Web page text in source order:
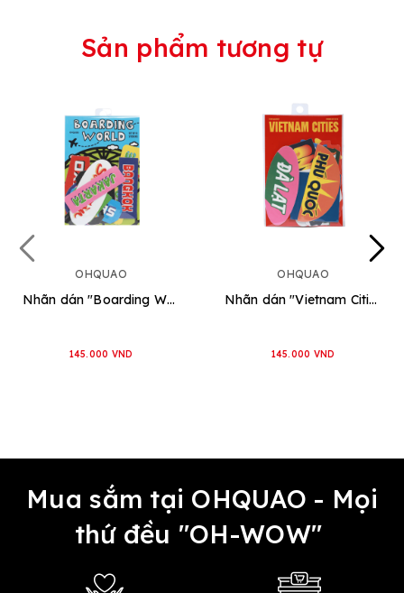
Sản phẩm tương tự
OHQUAO
Nhãn dán "Boarding World"
145.000 VND
OHQUAO
Nhãn dán "Vietnam Cities"
145.000 VND
Mua sắm tại OHQUAO - Mọi
thứ đều "OH-WOW"